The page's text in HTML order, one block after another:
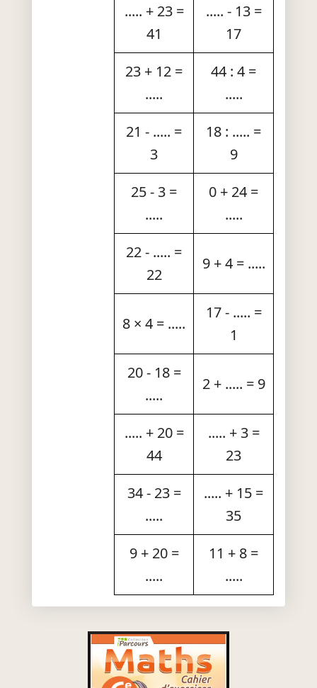
..... + 23 =
41
..... - 13 =
17
23 + 12 =
.....
44 : 4 =
.....
21 - ..... =
3
18 : ..... =
9
25 - 3 =
.....
0 + 24 =
.....
22 - ..... =
22
9 + 4 = .....
8 × 4 = .....
17 - ..... =
1
20 - 18 =
.....
2 + ..... = 9
..... + 20 =
44
..... + 3 =
23
34 - 23 =
.....
..... + 15 =
35
9 + 20 =
.....
11 + 8 =
.....